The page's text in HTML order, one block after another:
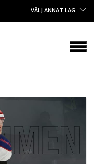
VÄLJ ANNAT LAG